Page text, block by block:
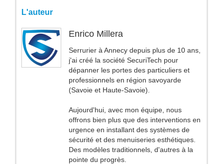
L'auteur
Enrico Millera
Serrurier à Annecy depuis plus de 10 ans,
j'ai créé la société SecuriTech pour
dépanner les portes des particuliers et
professionnels en région savoyarde
(Savoie et Haute-Savoie).
Aujourd'hui, avec mon équipe, nous
offrons bien plus que des interventions en
urgence en installant des systèmes de
sécurité et des menuiseries esthétiques.
Des modèles traditionnels, d'autres à la
pointe du progrès.